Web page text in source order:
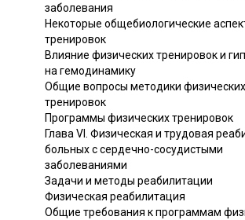
заболевания
Некоторые общебиологические
тренировок
Влияние физических тренировок и
на гемодинамику
Общие вопросы методики физических
тренировок
Программы физических тренировок
Глава VI. Физическая и трудовая
больных с сердечно-сосудистыми
заболеваниями
Задачи и методы реабилитации
Физическая реабилитация
Общие требования к программам